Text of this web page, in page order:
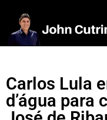
Carlos Lula
d’água para